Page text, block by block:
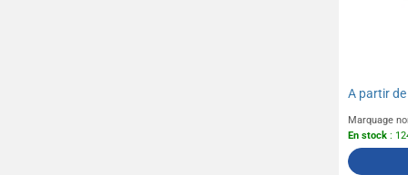
A partir de
Marquage
En stock :